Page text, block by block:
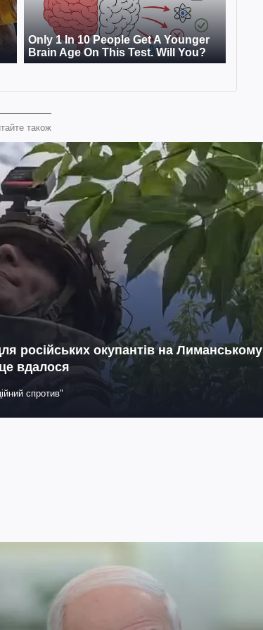
також
російських окупантів на Лиманському
вдалося
спротив"